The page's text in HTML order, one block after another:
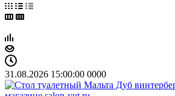
31.08.2026 15:00:00 0000